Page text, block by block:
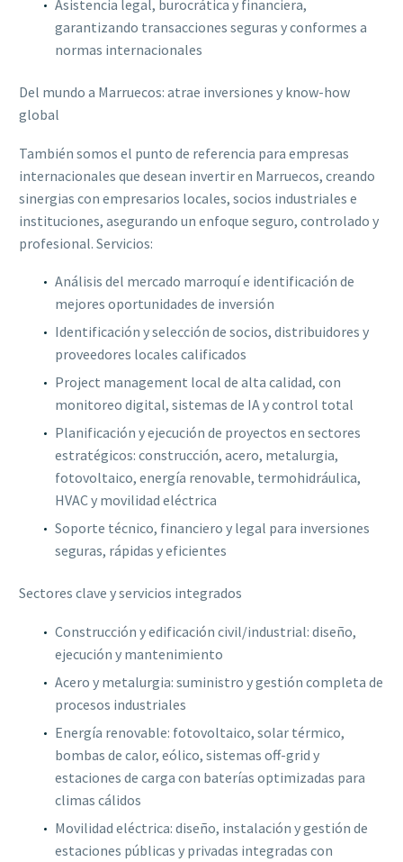
Asistencia legal, burocrática y financiera,
garantizando transacciones seguras y conformes a
normas internacionales
Del mundo a Marruecos: atrae inversiones y know-how
global
También somos el punto de referencia para empresas
internacionales que desean invertir en Marruecos, creando
sinergias con empresarios locales, socios industriales e
instituciones, asegurando un enfoque seguro, controlado y
profesional. Servicios:
Análisis del mercado marroquí e identificación de
mejores oportunidades de inversión
Identificación y selección de socios, distribuidores y
proveedores locales calificados
Project management local de alta calidad, con
monitoreo digital, sistemas de IA y control total
Planificación y ejecución de proyectos en sectores
estratégicos: construcción, acero, metalurgia,
fotovoltaico, energía renovable, termohidráulica,
HVAC y movilidad eléctrica
Soporte técnico, financiero y legal para inversiones
seguras, rápidas y eficientes
Sectores clave y servicios integrados
Construcción y edificación civil/industrial: diseño,
ejecución y mantenimiento
Acero y metalurgia: suministro y gestión completa de
procesos industriales
Energía renovable: fotovoltaico, solar térmico,
bombas de calor, eólico, sistemas off-grid y
estaciones de carga con baterías optimizadas para
climas cálidos
Movilidad eléctrica: diseño, instalación y gestión de
estaciones públicas y privadas integradas con